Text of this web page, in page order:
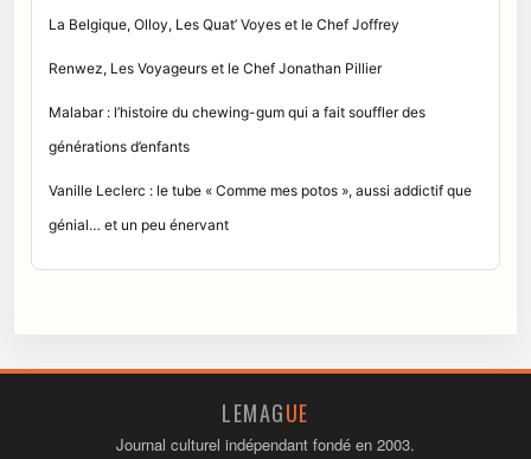
La Belgique, Olloy, Les Quat’ Voyes et le Chef Joffrey
Renwez, Les Voyageurs et le Chef Jonathan Pillier
Malabar : l’histoire du chewing-gum qui a fait souffler des
générations d’enfants
Vanille Leclerc : le tube « Comme mes potos », aussi addictif que
génial… et un peu énervant
LEMAGUE
Journal culturel indépendant fondé en 2003.